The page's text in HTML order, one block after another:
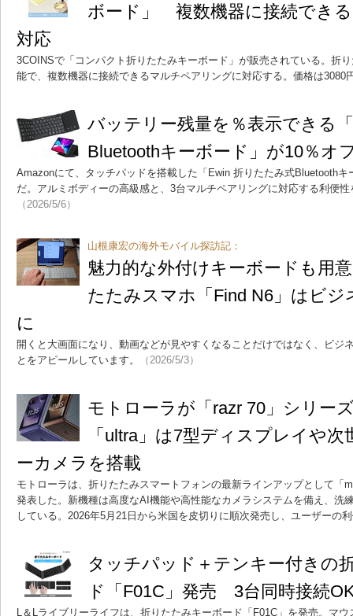
ボード」 複数機器に接続でき
対応
3COINSで「コンパクト折りたたみキーボード」が販売されている。折
能で、複数機器に接続できるマルチペアリングに対応する。価格は3080
バッテリー残量を％表示できる
Bluetoothキーボード」が10％オ
Amazonにて、タッチパッドを搭載した「Ewin 折りたたみ式Bluetooth
だ。アルミボディーの高級感と、3台マルチペアリングに対応する利便
（2026/5/6）
山根康宏の海外モバイル探訪記：
魅力的な外付けキーボードも用
たたみスマホ「Find N6」はビ
に
開くと大画面になり、動画などが見やすくなることだけではなく、ビジ
とをアピールしています。
（2026/5/3）
モトローラが「razr 70」シリ
「ultra」は7型ディスプレイや
ーカメラを搭載
モトローラは、折りたたみスマートフォンの最新ラインアップとして「
発表した。新機種は高度なAI機能や高性能なカメラシステムを備え、洗
している。2026年5月21日から米国を皮切りに順次発売し、ユーザーの
タッチパッド＋テンキー付きの
ド「F01C」発売 3台同時接続
L＆Lライブリーライフは、折りたたみキーボード「F01C」を発売。マ